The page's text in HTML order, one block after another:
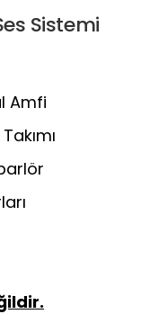
Sistemi
Amfi